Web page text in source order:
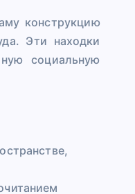
конструкцию
Эти находки
социальную